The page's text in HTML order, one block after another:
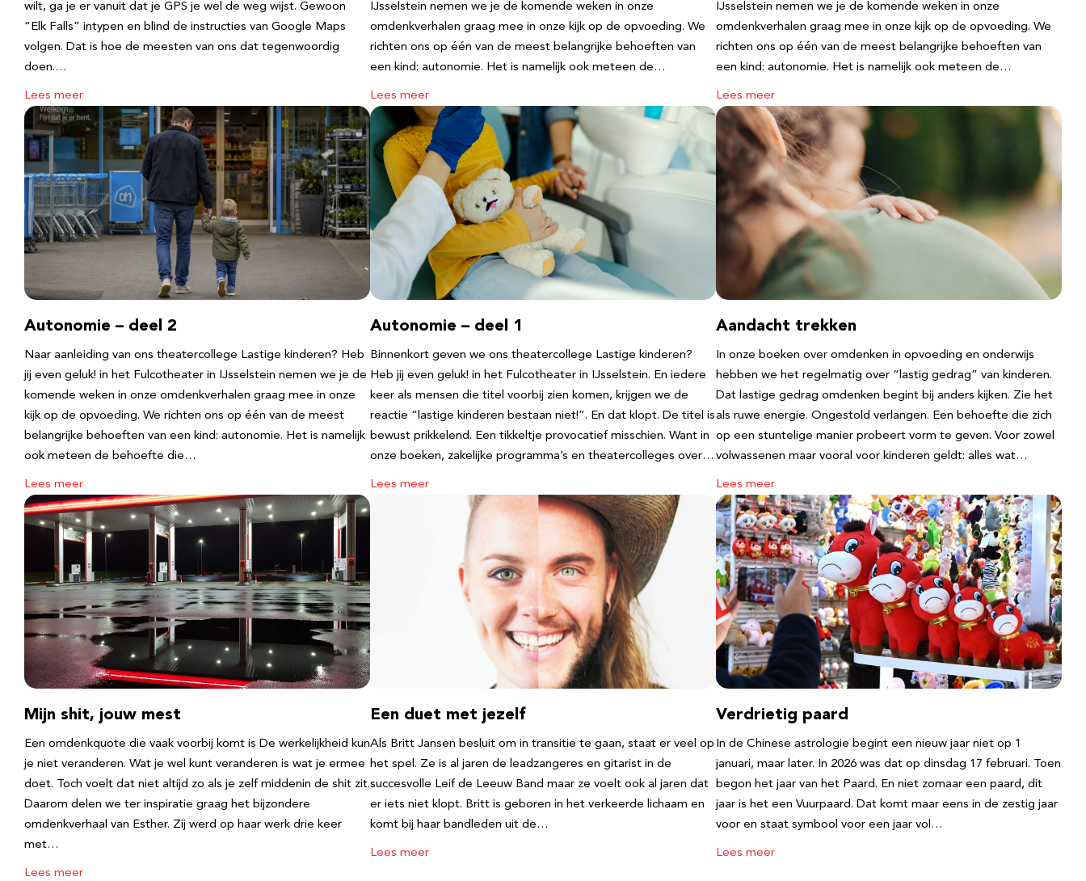
wilt, ga je er vanuit dat je GPS je wel de weg wijst. Gewoon
“Elk Falls” intypen en blind de instructies van Google Maps
volgen. Dat is hoe de meesten van ons dat tegenwoordig
doen.…
Lees meer
IJsselstein nemen we je de komende weken in onze
omdenkverhalen graag mee in onze kijk op de opvoeding. We
richten ons op één van de meest belangrijke behoeften van
een kind: autonomie. Het is namelijk ook meteen de…
Lees meer
IJsselstein nemen we je de komende weken in onze
omdenkverhalen graag mee in onze kijk op de opvoeding. We
richten ons op één van de meest belangrijke behoeften van
een kind: autonomie. Het is namelijk ook meteen de…
Lees meer
Autonomie – deel 2
Naar aanleiding van ons theatercollege Lastige kinderen? Heb
jij even geluk! in het Fulcotheater in IJsselstein nemen we je de
komende weken in onze omdenkverhalen graag mee in onze
kijk op de opvoeding. We richten ons op één van de meest
belangrijke behoeften van een kind: autonomie. Het is namelijk
ook meteen de behoefte die…
Lees meer
Autonomie – deel 1
Binnenkort geven we ons theatercollege Lastige kinderen?
Heb jij even geluk! in het Fulcotheater in IJsselstein. En iedere
keer als mensen die titel voorbij zien komen, krijgen we de
reactie “lastige kinderen bestaan niet!”. En dat klopt. De titel is
bewust prikkelend. Een tikkeltje provocatief misschien. Want in
onze boeken, zakelijke programma’s en theatercolleges over…
Lees meer
Aandacht trekken
In onze boeken over omdenken in opvoeding en onderwijs
hebben we het regelmatig over “lastig gedrag” van kinderen.
Dat lastige gedrag omdenken begint bij anders kijken. Zie het
als ruwe energie. Ongestold verlangen. Een behoefte die zich
op een stuntelige manier probeert vorm te geven. Voor zowel
volwassenen maar vooral voor kinderen geldt: alles wat…
Lees meer
Mijn shit, jouw mest
Een omdenkquote die vaak voorbij komt is De werkelijkheid kun
je niet veranderen. Wat je wel kunt veranderen is wat je ermee
doet. Toch voelt dat niet altijd zo als je zelf middenin de shit zit.
Daarom delen we ter inspiratie graag het bijzondere
omdenkverhaal van Esther. Zij werd op haar werk drie keer
met…
Lees meer
Een duet met jezelf
Als Britt Jansen besluit om in transitie te gaan, staat er veel op
het spel. Ze is al jaren de leadzangeres en gitarist in de
succesvolle Leif de Leeuw Band maar ze voelt ook al jaren dat
er iets niet klopt. Britt is geboren in het verkeerde lichaam en
komt bij haar bandleden uit de…
Lees meer
Verdrietig paard
In de Chinese astrologie begint een nieuw jaar niet op 1
januari, maar later. In 2026 was dat op dinsdag 17 februari. Toen
begon het jaar van het Paard. En niet zomaar een paard, dit
jaar is het een Vuurpaard. Dat komt maar eens in de zestig jaar
voor en staat symbool voor een jaar vol…
Lees meer